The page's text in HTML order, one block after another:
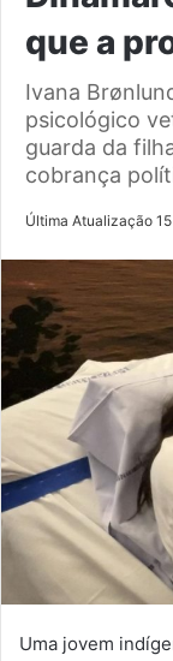
que a
Ivana
psicológico
guarda da
cobrança
Última Atualização
Uma jovem